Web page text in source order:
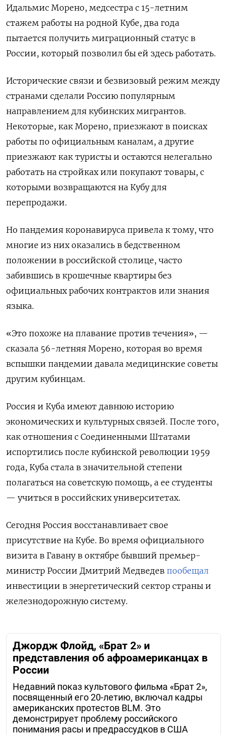
Идальмис Морено, медсестра с 15-летним
стажем работы на родной Кубе, два года
пытается получить миграционный статус в
России, который позволил бы ей здесь работать.
Исторические связи и безвизовый режим между
странами сделали Россию популярным
направлением для кубинских мигрантов.
Некоторые, как Морено, приезжают в поисках
работы по официальным каналам, а другие
приезжают как туристы и остаются нелегально
работать на стройках или покупают товары, с
которыми возвращаются на Кубу для
перепродажи.
Но пандемия коронавируса привела к тому, что
многие из них оказались в бедственном
положении в российской столице, часто
забившись в крошечные квартиры без
официальных рабочих контрактов или знания
языка.
«Это похоже на плавание против течения», —
сказала 56-летняя Морено, которая во время
вспышки пандемии давала медицинские советы
другим кубинцам.
Россия и Куба имеют давнюю историю
экономических и культурных связей. После того,
как отношения с Соединенными Штатами
испортились после кубинской революции 1959
года, Куба стала в значительной степени
полагаться на советскую помощь, а ее студенты
— учиться в российских университетах.
Сегодня Россия восстанавливает свое
присутствие на Кубе. Во время официального
визита в Гавану в октябре бывший премьер-
министр России Дмитрий Медведев пообещал
инвестиции в энергетический сектор страны и
железнодорожную систему.
Джордж Флойд, «Брат 2» и
представления об афроамериканцах в
России
Недавний показ культового фильма «Брат 2»,
посвященный его 20-летию, включал кадры
американских протестов BLM. Это
демонстрирует проблему российского
понимания расы и предрассудков в США